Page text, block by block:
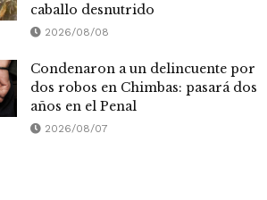
caballo desnutrido
2026/08/08
Condenaron a un delincuente por
dos robos en Chimbas: pasará dos
años en el Penal
2026/08/07